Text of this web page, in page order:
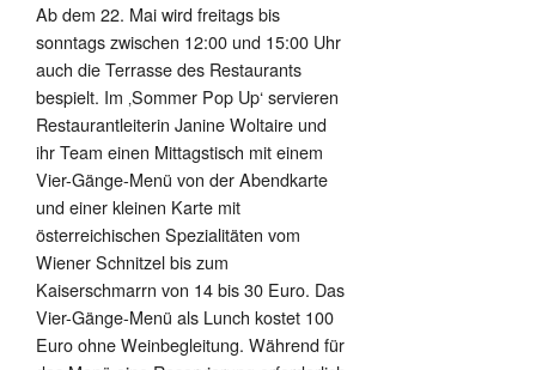
Ab dem 22. Mai wird freitags bis
sonntags zwischen 12:00 und 15:00 Uhr
auch die Terrasse des Restaurants
bespielt. Im ‚Sommer Pop Up‘ servieren
Restaurantleiterin Janine Woltaire und
ihr Team einen Mittagstisch mit einem
Vier-Gänge-Menü von der Abendkarte
und einer kleinen Karte mit
österreichischen Spezialitäten vom
Wiener Schnitzel bis zum
Kaiserschmarrn von 14 bis 30 Euro. Das
Vier-Gänge-Menü als Lunch kostet 100
Euro ohne Weinbegleitung. Während für